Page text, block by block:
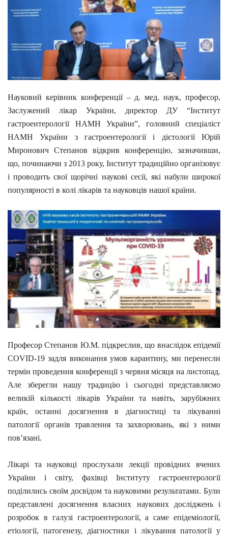
Науковий керівник конференції – д. мед. наук, професор,
Заслужений лікар України, директор ДУ “Інститут
гастроентерології НАМН України”, головний спеціаліст
НАМН України з гастроентерології і дієтології Юрій
Миронович Степанов відкрив конференцію, зазначивши,
що, починаючи з 2013 року, Інститут традиційно організовує
і проводить свої щорічні наукові сесії, які набули широкої
популярності в колі лікарів та науковців нашої країни.
Професор Степанов Ю.М. підкреслив, що внаслідок епідемії
COVID-19 задля виконання умов карантину, ми перенесли
термін проведення конференції з червня місяця на листопад.
Але зберегли нашу традицію і сьогодні представляємо
великій кількості лікарів України та навіть, зарубіжних
країн, останні досягнення в діагностиці та лікуванні
патології органів травлення та захворювань, які з ними
пов’язані.
Лікарі та науковці прослухали лекції провідних вчених
України і світу, фахівці Інституту гастроентерології
поділились своїм досвідом та науковими результатами. Були
представлені досягнення власних наукових досліджень і
розробок в галузі гастроентерології, а саме епідеміології,
етіології, патогенезу, діагностики і лікування патології у